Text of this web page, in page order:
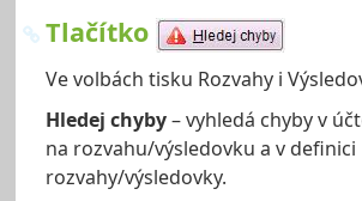
Tlačítko
Ve volbách tisku Rozvahy i
Hledej chyby– vyhledá chyby v
na rozvahu/výsledovku a v definici
rozvahy/výsledovky.